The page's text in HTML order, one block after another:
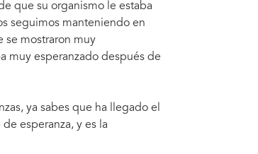
que su organismo le estaba
seguimos manteniendo en
se mostraron muy
muy esperanzado después de
ya sabes que ha llegado el
esperanza, y es la